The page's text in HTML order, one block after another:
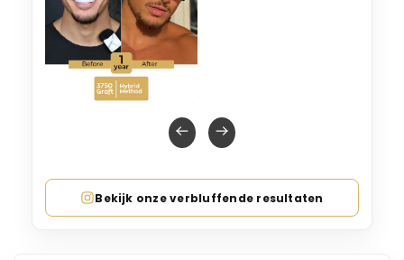
Bekijk onze verbluffende resultaten